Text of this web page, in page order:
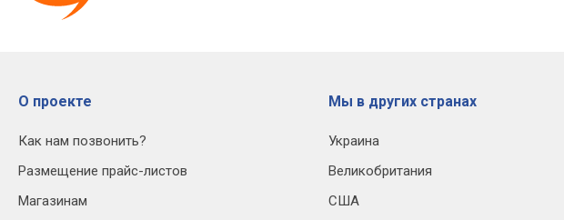
О проекте
Как нам позвонить?
Размещение прайс-листов
Магазинам
Мы в других странах
Украина
Великобритания
США